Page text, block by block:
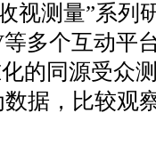
视测量”系列
多个互动平
的同源受众
据，比较观